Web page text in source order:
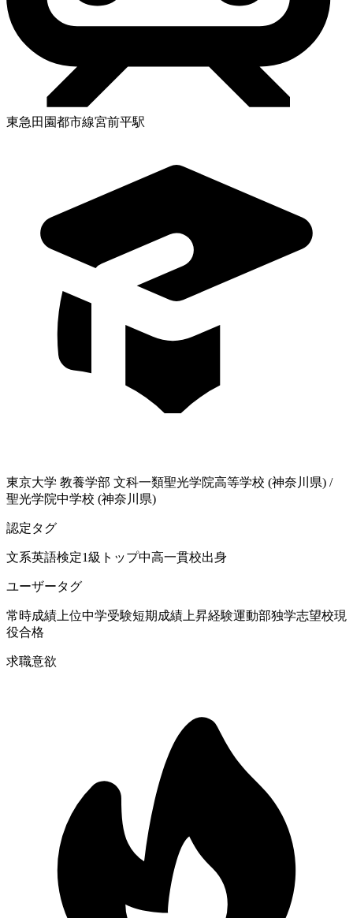
東急田園都市線宮前平駅
東京大学 教養学部 文科一類聖光学院高等学校 (神奈川県) /
聖光学院中学校 (神奈川県)
認定タグ
文系英語検定1級 トップ中高一貫校出身
ユーザータグ
常時成績上位中学受験短期成績上昇経験運動部独学志望校現
役合格
求職意欲